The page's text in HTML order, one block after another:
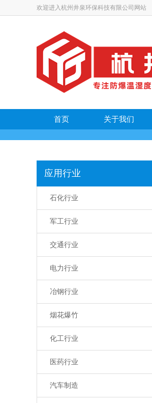
欢迎进入杭州井泉环保科技有限公司网站
首页 关于我们
应用行业
石化行业
军工行业
交通行业
电力行业
冶钢行业
烟花爆竹
化工行业
医药行业
汽车制造